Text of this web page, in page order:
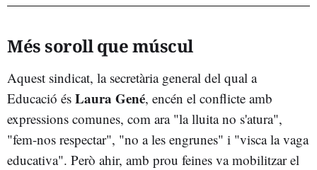
Més soroll que múscul
Aquest sindicat, la secretària general del qual a
Educació és Laura Gené, encén el conflicte amb
expressions comunes, com ara "la lluita no s'atura",
"fem-nos respectar", "no a les engrunes" i "visca la vaga
educativa". Però ahir, amb prou feines va mobilitzar el